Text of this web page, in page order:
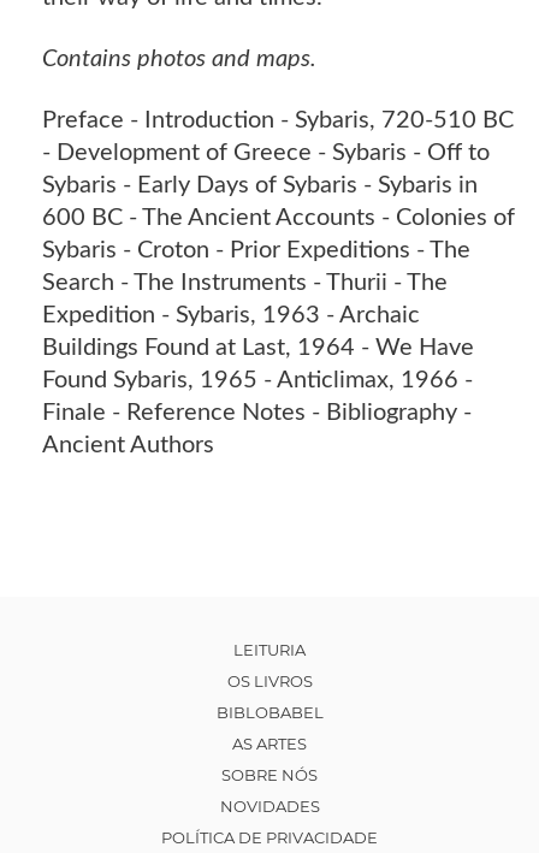
Contains photos and maps.
Preface - Introduction - Sybaris, 720-510 BC
- Development of Greece - Sybaris - Off to
Sybaris - Early Days of Sybaris - Sybaris in
600 BC - The Ancient Accounts - Colonies of
Sybaris - Croton - Prior Expeditions - The
Search - The Instruments - Thurii - The
Expedition - Sybaris, 1963 - Archaic
Buildings Found at Last, 1964 - We Have
Found Sybaris, 1965 - Anticlimax, 1966 -
Finale - Reference Notes - Bibliography -
Ancient Authors
LEITURIA
OS LIVROS
BIBLOBABEL
AS ARTES
SOBRE NÓS
NOVIDADES
POLÍTICA DE PRIVACIDADE